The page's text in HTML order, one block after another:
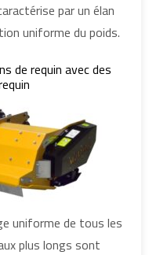
par un élan
uniforme du poids.
de requin avec des
uniforme de tous les
plus longs sont